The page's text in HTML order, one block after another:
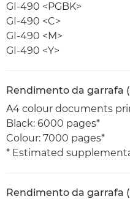
GI-490 <PGBK>
GI-490 <C>
GI-490 <M>
GI-490 <Y>
Rendimento da garrafa
A4 colour documents
Black: 6000 pages*
Colour: 7000 pages*
* Estimated
Rendimento da garrafa